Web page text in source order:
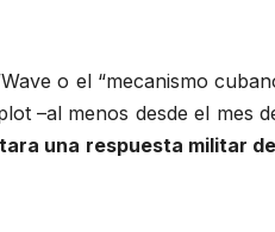
o el “mecanismo
–al menos desde el mes
una respuesta militar